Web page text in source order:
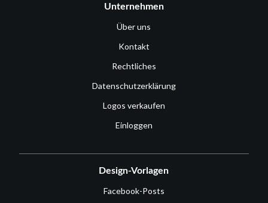
Unternehmen
Über uns
Kontakt
Rechtliches
Datenschutzerklärung
Logos verkaufen
Einloggen
Design-Vorlagen
Facebook-Posts